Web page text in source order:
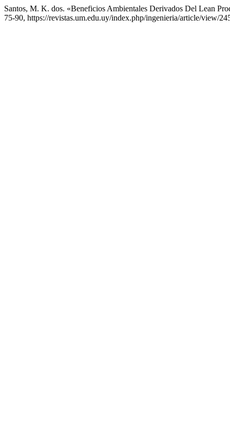
Santos, M. K. dos. «Beneficios Ambientales Derivados Del Lean
75-90, https://revistas.um.edu.uy/index.php/ingenieria/article/view/